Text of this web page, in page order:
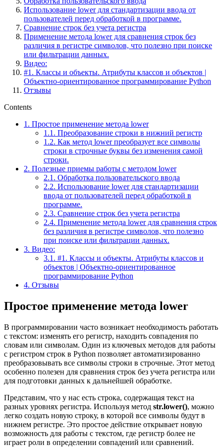
Использование lower для стандартизации ввода от
пользователей перед обработкой в программе.
Сравнение строк без учета регистра
Применение метода lower для сравнения строк без
различия в регистре символов, что полезно при поиске
или фильтрации данных.
Видео:
#1. Классы и объекты. Атрибуты классов и объектов |
Объектно-ориентированное программирование Python
Отзывы
Contents
1. Простое применение метода lower
1.1. Преобразование строки в нижний регистр
1.2. Как метод lower преобразует все символы
строки в строчные буквы без изменения самой
строки.
2. Полезные приемы работы с методом lower
2.1. Обработка пользовательского ввода
2.2. Использование lower для стандартизации
ввода от пользователей перед обработкой в
программе.
2.3. Сравнение строк без учета регистра
2.4. Применение метода lower для сравнения строк
без различия в регистре символов, что полезно
при поиске или фильтрации данных.
3. Видео:
3.1. #1. Классы и объекты. Атрибуты классов и
объектов | Объектно-ориентированное
программирование Python
4. Отзывы
Простое применение метода lower
В программировании часто возникает необходимость работать
с текстом: изменять его регистр, находить совпадения по
словам или символам. Один из ключевых методов для работы
с регистром строк в Python позволяет автоматизированно
преобразовывать все символы строки в строчные. Этот метод
особенно полезен для сравнения строк без учета регистра или
для подготовки данных к дальнейшей обработке.
Представим, что у нас есть строка, содержащая текст на
разных уровнях регистра. Используя метод str.lower(), можно
легко создать новую строку, в которой все символы будут в
нижнем регистре. Это простое действие открывает новую
возможность для работы с текстом, где регистр более не
играет роли в определении совпадений или сравнений.